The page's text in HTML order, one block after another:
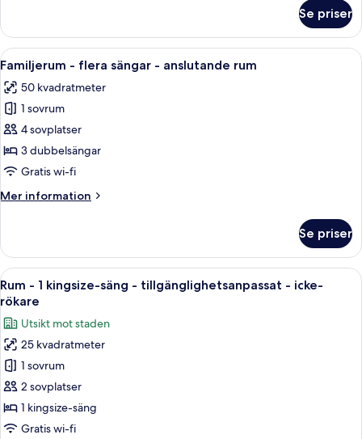
rökare
-
queensize-
icke-
rökare
Se priser
Öppna
alla
foton
för
Familjerum
-
flera
-
Ett hotellrum med en stor säng, ett
12
Familjerum - flera sängar - anslutande rum
50 kvadratmeter
1 sovrum
4 sovplatser
3 dubbelsängar
Gratis wi-fi
Mer information
Mer
-
flera
sängar
-
rum
Se priser
Öppna
alla
foton
för
Rum
-
1
kingsize-
säng
Ett hotellrum med en stor säng, ett
7
Rum - 1 kingsize-säng - tillgänglighetsanpassat - icke-
rökare
Utsikt mot staden
25 kvadratmeter
1 sovrum
2 sovplatser
1 kingsize-säng
Gratis wi-fi